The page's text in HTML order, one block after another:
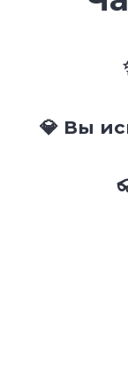
💎 Вы